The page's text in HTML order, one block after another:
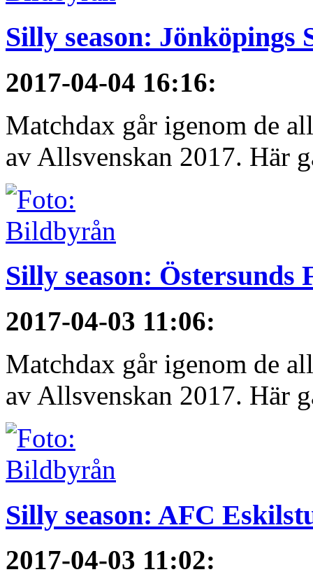
Silly season:
2017-04-04 16:16:
Matchdax går igenom de
av Allsvenskan 2017. Här
Silly season:
2017-04-03 11:06:
Matchdax går igenom de
av Allsvenskan 2017. Här
Silly season: AFC
2017-04-03 11:02: